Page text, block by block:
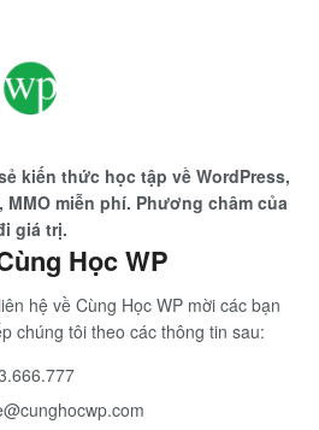
kiến thức học tập về WordPress,
MMO miễn phí. Phương châm của
giá trị.
Học WP
hệ về Cùng Học WP mời các bạn
chúng tôi theo các thông tin sau: